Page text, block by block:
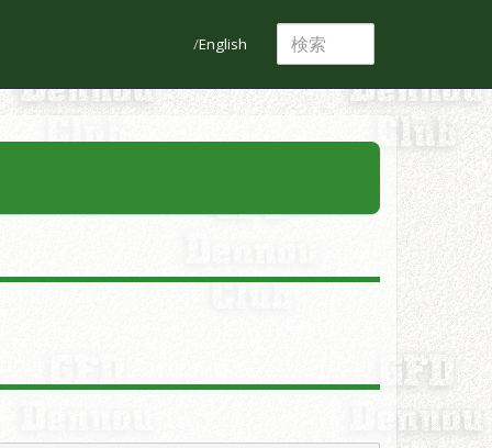
English